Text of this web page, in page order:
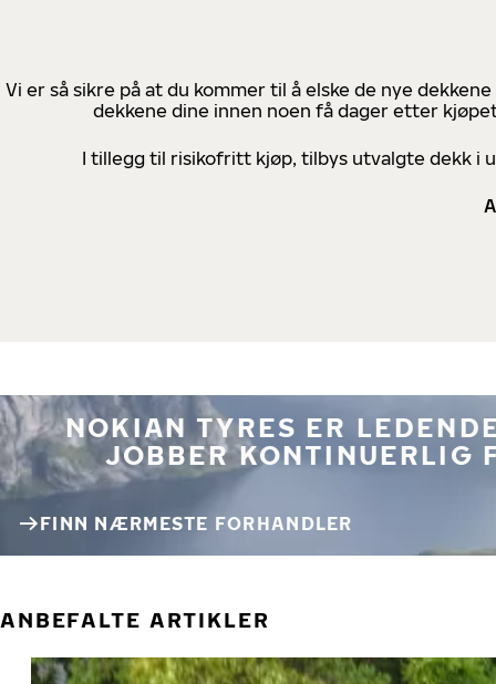
Vi er så sikre på at du kommer til å elske de nye
dekkene dine innen noen få dager etter
I tillegg til risikofritt kjøp, tilbys utvalgte dekk i
NOKIAN TYRES ER
JOBBER KONTINUERLIG
FINN NÆRMESTE FORHANDLER
ANBEFALTE ARTIKLER